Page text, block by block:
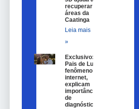
recuperar
áreas da
Caatinga
Leia mais
»
Exclusivo:
Pais de Lulu,
fenômeno na
internet,
explicam
importância
de
diagnóstico